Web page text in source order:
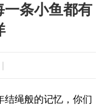
条小鱼都有
|
结绳般的记忆，你们